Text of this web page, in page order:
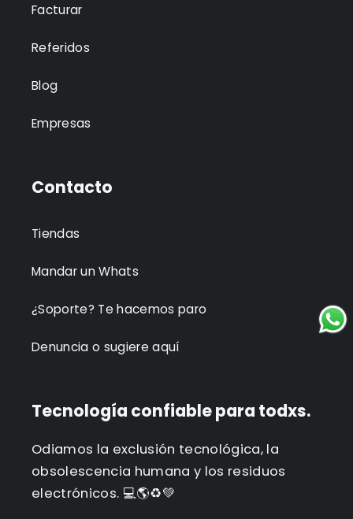
Facturar
Referidos
Blog
Empresas
Contacto
Tiendas
Mandar un Whats
¿Soporte? Te hacemos paro
Denuncia o sugiere aquí
Tecnología confiable para todxs.
Odiamos la exclusión tecnológica, la
obsolescencia humana y los residuos
electrónicos. 💻🌎♻️💚